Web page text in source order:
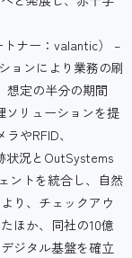
ナー：valantic） –
ョンにより業務の刷
想定の半分の期間
ソリューションを提
やRFID、
状況とOutSystems
ントを統合し、自然
り、チェックアウ
ほか、同社の10億
ジタル基盤を確立